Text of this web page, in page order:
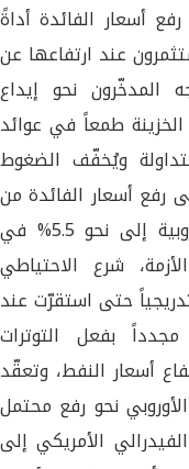
أسعار الفائدة أداةً
عند ارتفاعها عن
المدخّرون نحو إيداع
طمعاً في عوائد
ويُخفّف الضغوط
وقد أفضت أزمة كوفيد-19 إلى رفع أسعار الفائدة من
مستويات سلبية في بعض الدول الأوروبية إلى نحو 5.5% في
شرع الاحتياطي
حتى استقرّت عند
مجدداً بفعل التوترات
أسعار النفط، وتعقّد
نحو رفع محتمل
الأمريكي إلى